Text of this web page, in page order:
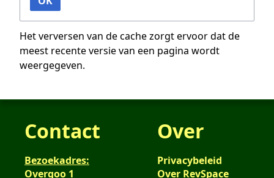
Het verversen van de cache zorgt ervoor dat de
meest recente versie van een pagina wordt
weergegeven.
Contact
Bezoekadres:
Overgoo 1
Over
Privacybeleid
Over RevSpace